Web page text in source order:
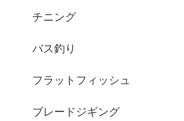
チニング
バス釣り
フラットフィッシュ
ブレードジギング